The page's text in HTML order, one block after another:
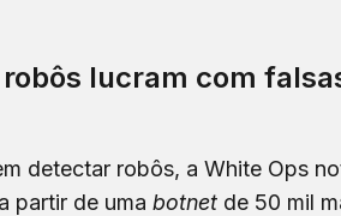
robôs lucram com
detectar robôs, a White Ops
partir de uma botnet de 50 mil